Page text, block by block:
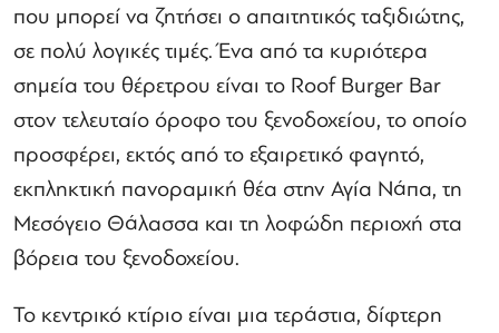
που μπορεί να ζητήσει ο απαιτητικός ταξιδιώτης,
σε πολύ λογικές τιμές. Ένα από τα κυριότερα
σημεία του θέρετρου είναι το Roof Burger Bar
στον τελευταίο όροφο του ξενοδοχείου, το οποίο
προσφέρει, εκτός από το εξαιρετικό φαγητό,
εκπληκτική πανοραμική θέα στην Αγία Νάπα, τη
Μεσόγειο Θάλασσα και τη λοφώδη περιοχή στα
βόρεια του ξενοδοχείου.
Το κεντρικό κτίριο είναι μια τεράστια, δίφτερη